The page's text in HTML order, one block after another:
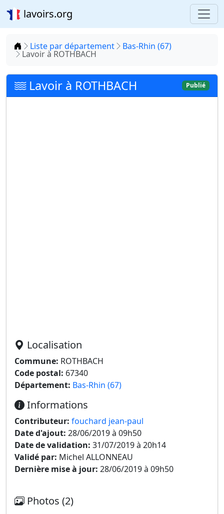
lavoirs.org
Accueil
Liste par département Bas-Rhin (67)
Lavoir à ROTHBACH
Lavoir à ROTHBACH Publié
Localisation
Commune: ROTHBACH
Code postal: 67340
Département: Bas-Rhin (67)
Informations
Contributeur: fouchard jean-paul
Date d'ajout: 28/06/2019 à 09h50
Date de validation: 31/07/2019 à 20h14
Validé par: Michel ALLONNEAU
Dernière mise à jour: 28/06/2019 à 09h50
Photos (2)